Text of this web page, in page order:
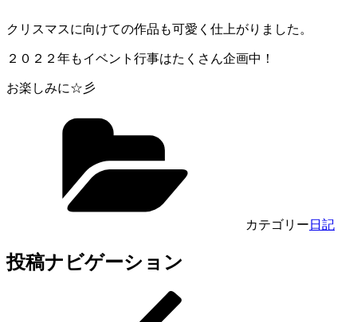
クリスマスに向けての作品も可愛く仕上がりました。
２０２２年もイベント行事はたくさん企画中！
お楽しみに☆彡
カテゴリー 日記
投稿ナビゲーション